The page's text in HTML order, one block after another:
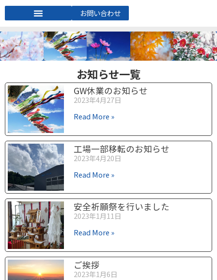
お問い合わせ
お知らせ一覧
GW休業のお知らせ
2023年4月27日
Read More »
工場一部移転のお知らせ
2023年4月20日
Read More »
安全祈願祭を行いました
2023年1月11日
Read More »
ご挨拶
2023年1月6日